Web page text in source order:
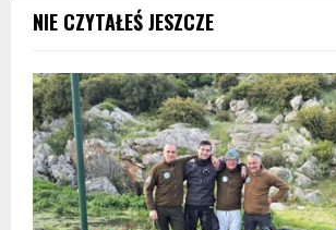
NIE CZYTAŁEŚ JESZCZE